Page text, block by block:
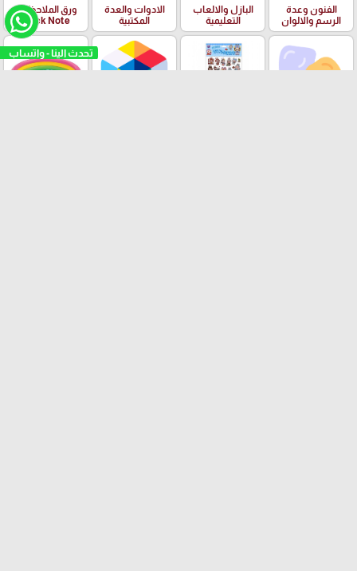
تحدث الينا - واتساب
الفنون وعدة
الرسم والالوان
البازل والالعاب
التعليمية
الادوات والعدة
المكتبية
ورق الملاحظات
Stick Note